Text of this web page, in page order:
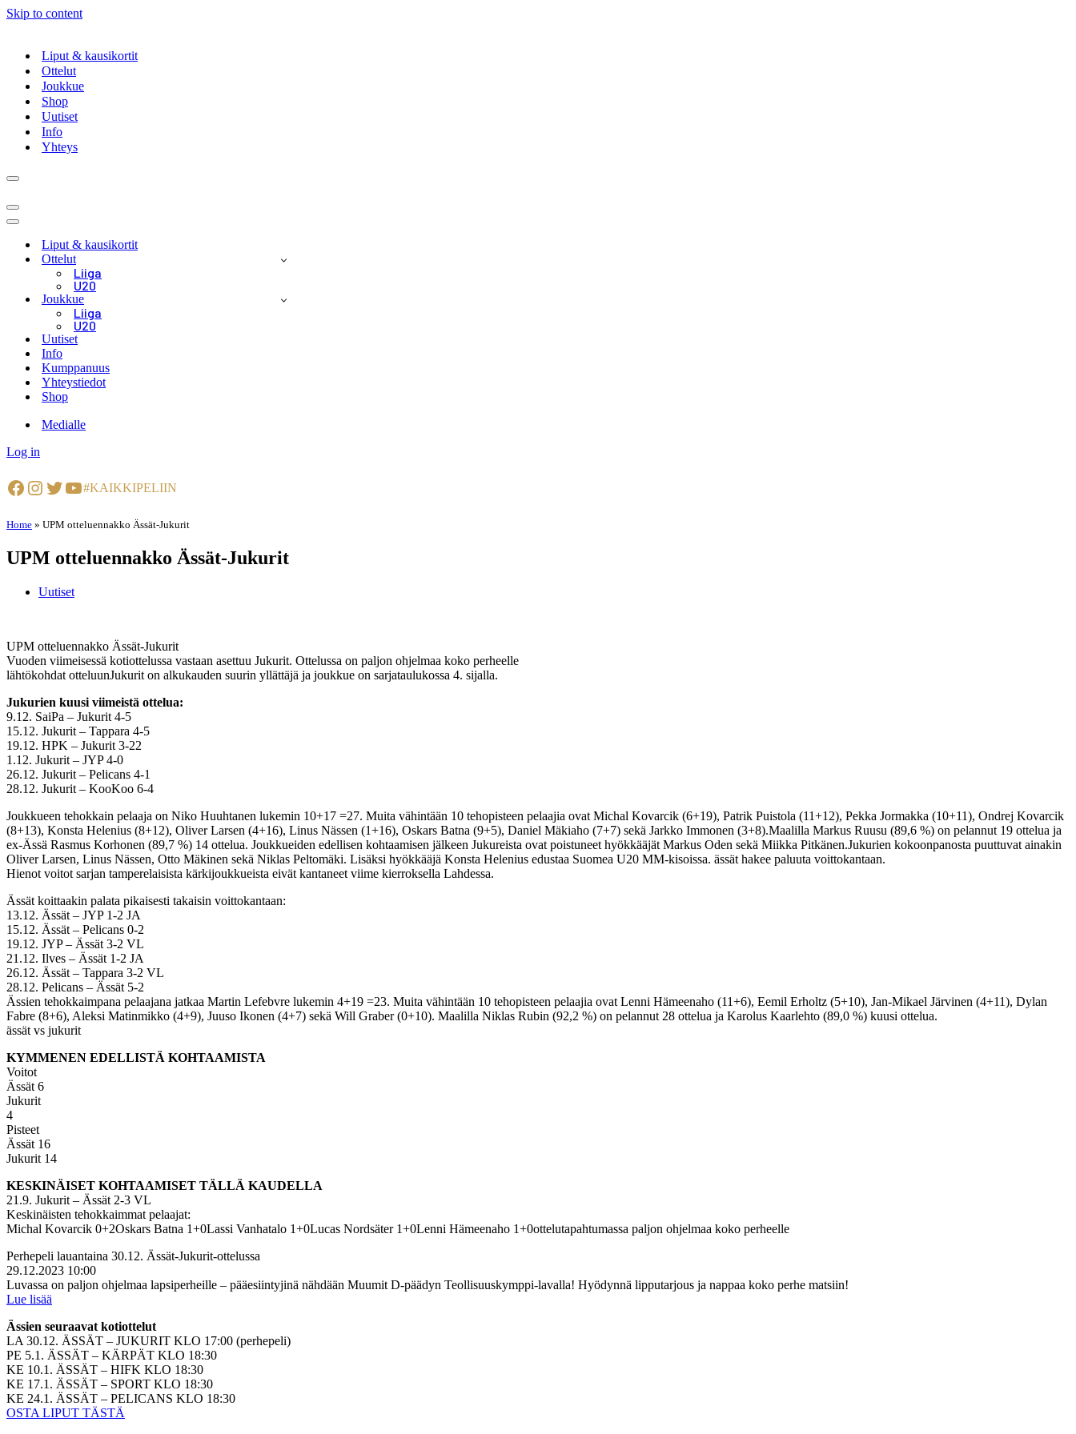
Skip to content
Liput & kausikortit
Ottelut
Joukkue
Shop
Uutiset
Info
Yhteys
Navigation
Navigation
Menu
Navigation
Liput & kausikortit
Ottelut
Liiga
U20
Joukkue
Liiga
U20
Uutiset
Info
Kumppanuus
Yhteystiedot
Shop
Medialle
Log in
Facebook
Instagram
Twitter
YouTube
#KAIKKIPELIIN
Home » UPM otteluennakko Ässät-Jukurit
UPM otteluennakko Ässät-Jukurit
Uutiset
UPM otteluennakko Ässät-Jukurit
Vuoden viimeisessä kotiottelussa vastaan asettuu Jukurit. Ottelussa on paljon ohjelmaa koko perheelle
lähtökohdat otteluunJukurit on alkukauden suurin yllättäjä ja joukkue on sarjataulukossa 4. sijalla.
Jukurien kuusi viimeistä ottelua:
9.12. SaiPa – Jukurit 4-5
15.12. Jukurit – Tappara 4-5
19.12. HPK – Jukurit 3-22
1.12. Jukurit – JYP 4-0
26.12. Jukurit – Pelicans 4-1
28.12. Jukurit – KooKoo 6-4
Joukkueen tehokkain pelaaja on Niko Huuhtanen lukemin 10+17 =27. Muita vähintään 10 tehopisteen pelaajia ovat Michal Kovarcik (6+19), Patrik Puistola (11+12), Pekka Jormakka (10+11), Ondrej Kovarcik
(8+13), Konsta Helenius (8+12), Oliver Larsen (4+16), Linus Nässen (1+16), Oskars Batna (9+5), Daniel Mäkiaho (7+7) sekä Jarkko Immonen (3+8).Maalilla Markus Ruusu (89,6 %) on pelannut 19 ottelua ja
ex-Ässä Rasmus Korhonen (89,7 %) 14 ottelua. Joukkueiden edellisen kohtaamisen jälkeen Jukureista ovat poistuneet hyökkääjät Markus Oden sekä Miikka Pitkänen.Jukurien kokoonpanosta puuttuvat ainakin
Oliver Larsen, Linus Nässen, Otto Mäkinen sekä Niklas Peltomäki. Lisäksi hyökkääjä Konsta Helenius edustaa Suomea U20 MM-kisoissa. ässät hakee paluuta voittokantaan.
Hienot voitot sarjan tamperelaisista kärkijoukkueista eivät kantaneet viime kierroksella Lahdessa.
Ässät koittaakin palata pikaisesti takaisin voittokantaan:
13.12. Ässät – JYP 1-2 JA
15.12. Ässät – Pelicans 0-2
19.12. JYP – Ässät 3-2 VL
21.12. Ilves – Ässät 1-2 JA
26.12. Ässät – Tappara 3-2 VL
28.12. Pelicans – Ässät 5-2
Ässien tehokkaimpana pelaajana jatkaa Martin Lefebvre lukemin 4+19 =23. Muita vähintään 10 tehopisteen pelaajia ovat Lenni Hämeenaho (11+6), Eemil Erholtz (5+10), Jan-Mikael Järvinen (4+11), Dylan
Fabre (8+6), Aleksi Matinmikko (4+9), Juuso Ikonen (4+7) sekä Will Graber (0+10). Maalilla Niklas Rubin (92,2 %) on pelannut 28 ottelua ja Karolus Kaarlehto (89,0 %) kuusi ottelua.
ässät vs jukurit
KYMMENEN EDELLISTÄ KOHTAAMISTA
Voitot
Ässät 6
Jukurit
4
Pisteet
Ässät 16
Jukurit 14
KESKINÄISET KOHTAAMISET TÄLLÄ KAUDELLA
21.9. Jukurit – Ässät 2-3 VL
Keskinäisten tehokkaimmat pelaajat:
Michal Kovarcik 0+2Oskars Batna 1+0Lassi Vanhatalo 1+0Lucas Nordsäter 1+0Lenni Hämeenaho 1+0ottelutapahtumassa paljon ohjelmaa koko perheelle
Perhepeli lauantaina 30.12. Ässät-Jukurit-ottelussa
29.12.2023 10:00
Luvassa on paljon ohjelmaa lapsiperheille – pääesiintyjinä nähdään Muumit D-päädyn Teollisuuskymppi-lavalla! Hyödynnä lipputarjous ja nappaa koko perhe matsiin!
Lue lisää
Ässien seuraavat kotiottelut
LA 30.12. ÄSSÄT – JUKURIT KLO 17:00 (perhepeli)
PE 5.1. ÄSSÄT – KÄRPÄT KLO 18:30
KE 10.1. ÄSSÄT – HIFK KLO 18:30
KE 17.1. ÄSSÄT – SPORT KLO 18:30
KE 24.1. ÄSSÄT – PELICANS KLO 18:30
OSTA LIPUT TÄSTÄ